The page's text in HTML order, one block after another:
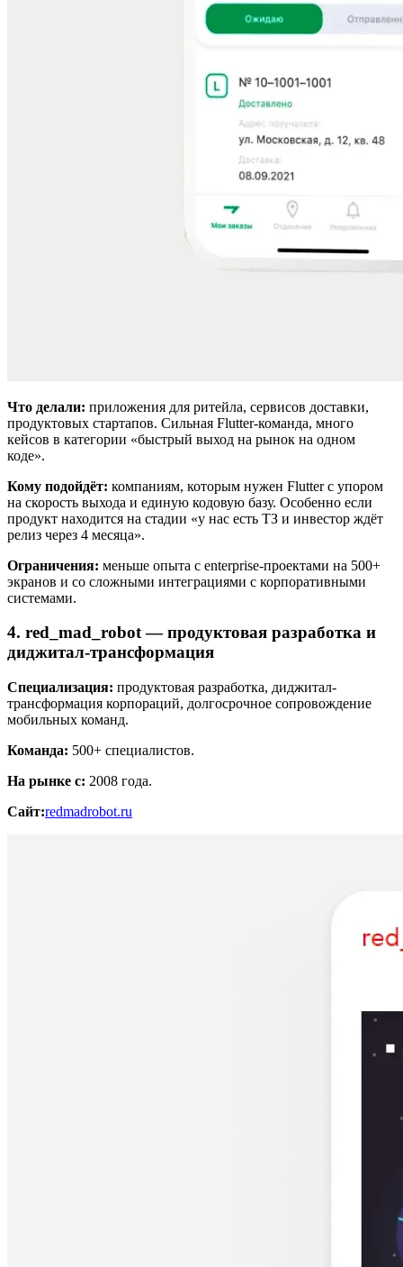
Что делали: приложения для ритейла, сервисов доставки,
продуктовых стартапов. Сильная Flutter-команда, много
кейсов в категории «быстрый выход на рынок на одном
коде».
Кому подойдёт: компаниям, которым нужен Flutter с упором
на скорость выхода и единую кодовую базу. Особенно если
продукт находится на стадии «у нас есть ТЗ и инвестор ждёт
релиз через 4 месяца».
Ограничения: меньше опыта с enterprise-проектами на 500+
экранов и со сложными интеграциями с корпоративными
системами.
4. red_mad_robot — продуктовая разработка и
диджитал-трансформация
Специализация: продуктовая разработка, диджитал-
трансформация корпораций, долгосрочное сопровождение
мобильных команд.
Команда: 500+ специалистов.
На рынке с: 2008 года.
Сайт:redmadrobot.ru